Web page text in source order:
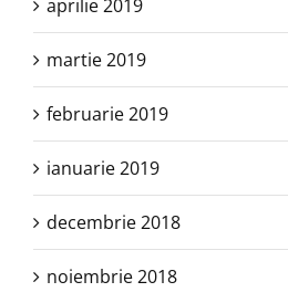
aprilie 2019
martie 2019
februarie 2019
ianuarie 2019
decembrie 2018
noiembrie 2018